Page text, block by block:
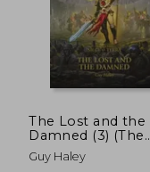
The Lost and the
Damned (3) (The
Horus Heresy:
of Terra) (en
Guy Haley